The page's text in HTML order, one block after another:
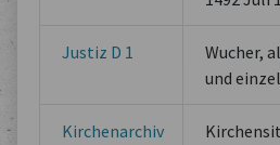
Justiz D 1
Wucher,
und
Kirchenarchiv